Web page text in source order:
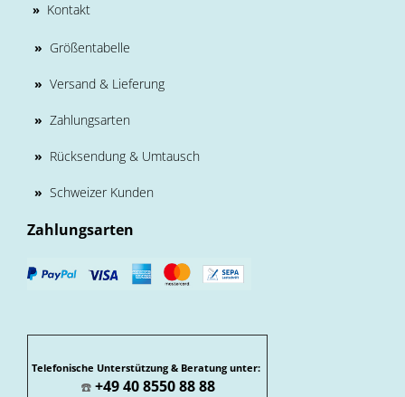
» Kontakt
» Größentabelle
» Versand & Lieferung
» Zahlungsarten
» Rücksendung & Umtausch
» Schweizer Kunden
Zahlungsarten
Telefonische Unterstützung & Beratung unter:
☎️ +49 40 8550 88 88